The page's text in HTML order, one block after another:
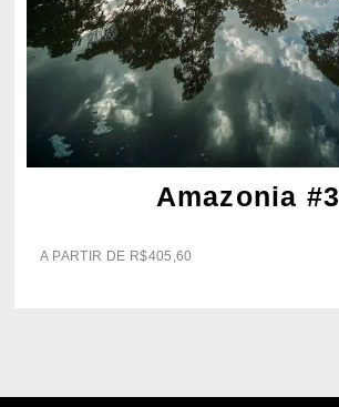
Amazonia #3
A PARTIR DE R$405,60